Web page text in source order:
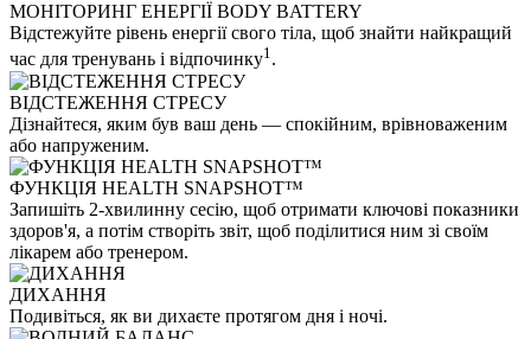
МОНІТОРИНГ ЕНЕРГІЇ BODY BATTERY
Відстежуйте рівень енергії свого тіла, щоб знайти найкращий
час для тренувань і відпочинку1.
ВІДСТЕЖЕННЯ СТРЕСУ
Дізнайтеся, яким був ваш день — спокійним, врівноваженим
або напруженим.
ФУНКЦІЯ HEALTH SNAPSHOT™
Запишіть 2-хвилинну сесію, щоб отримати ключові показники
здоров'я, а потім створіть звіт, щоб поділитися ним зі своїм
лікарем або тренером.
ДИХАННЯ
Подивіться, як ви дихаєте протягом дня і ночі.